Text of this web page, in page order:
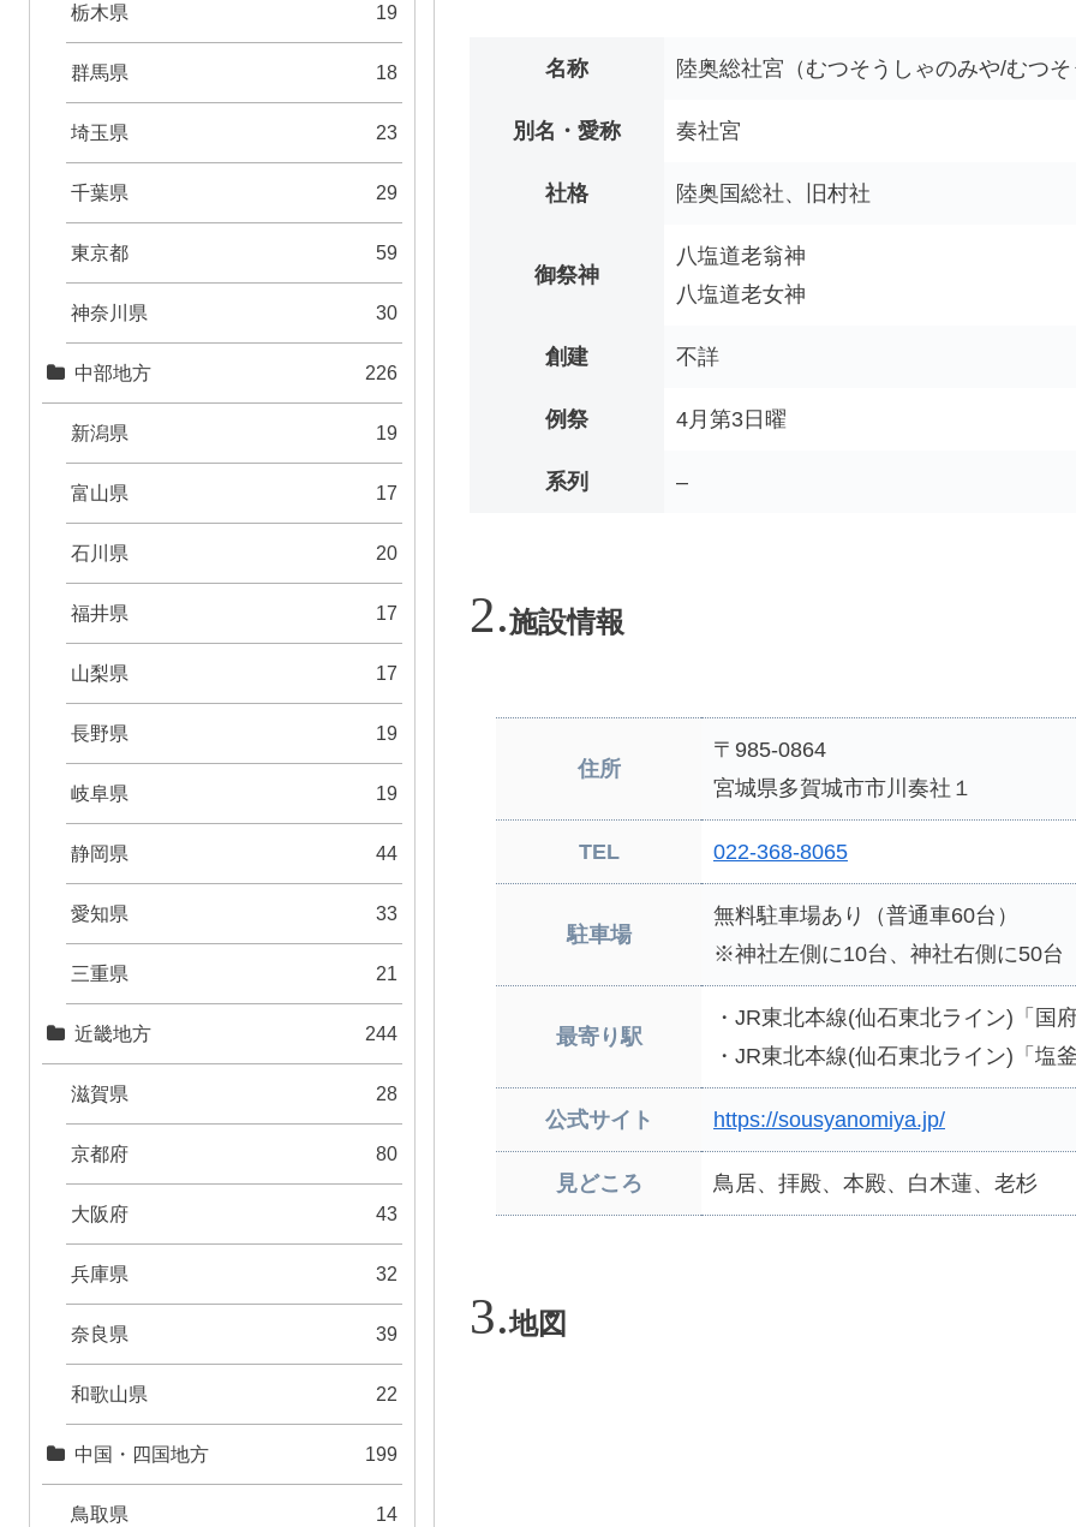
名称 陸奥総社宮（むつそうしゃのみや/むつ
別名・愛称 奏社宮
社格 陸奥国総社、旧村社
御祭神
八塩道老翁神
八塩道老女神
創建 不詳
例祭 4月第3日曜
系列 –
施設情報
住所
〒985-0864
宮城県多賀城市市川奏社１
TEL 022-368-8065
駐車場
無料駐車場あり（普通車60台）
※神社左側に10台、神社右側に50台
最寄り駅
・JR東北本線(仙石東北ライン)「
・JR東北本線(仙石東北ライン)「
公式サイト https://sousyanomiya.jp/
見どころ 鳥居、拝殿、本殿、白木蓮、老杉
地図
栃木県 19
群馬県 18
埼玉県 23
千葉県 29
東京都 59
神奈川県 30
中部地方 226
新潟県 19
富山県 17
石川県 20
福井県 17
山梨県 17
長野県 19
岐阜県 19
静岡県 44
愛知県 33
三重県 21
近畿地方 244
滋賀県 28
京都府 80
大阪府 43
兵庫県 32
奈良県 39
和歌山県 22
中国・四国地方 199
鳥取県 14